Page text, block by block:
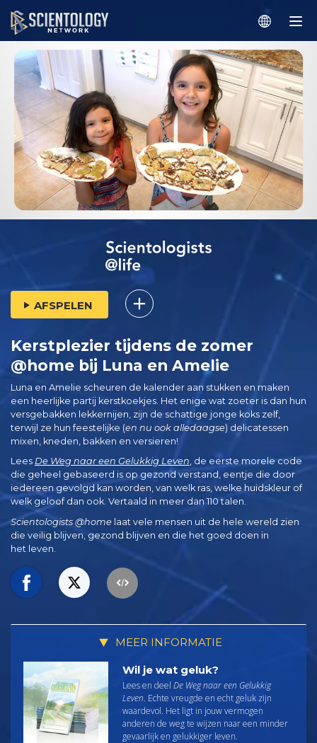
AFSPELEN
Kerstplezier tijdens de zomer
@home bij Luna en Amelie
Luna en Amelie scheuren de kalender aan stukken en maken
een heerlijke partij kerstkoekjes. Het enige wat zoeter is dan hun
versgebakken lekkernijen, zijn de schattige jonge koks zelf,
terwijl ze hun feestelijke (en nu ook alledaagse) delicatessen
mixen, kneden, bakken en versieren!
Lees De Weg naar een Gelukkig Leven, de eerste morele code
die geheel gebaseerd is op gezond verstand, eentje die door
iedereen gevolgd kan worden, van welk ras, welke huidskleur of
welk geloof dan ook. Vertaald in meer dan 110 talen.
Scientologists @home laat vele mensen uit de hele wereld zien
die veilig blijven, gezond blijven en die het goed doen in
het leven.
MEER INFORMATIE
Wil je wat geluk?
Lees en deel De Weg naar een Gelukkig
Leven. Echte vreugde en echt geluk zijn
waardevol. Het ligt in jouw vermogen
anderen de weg te wijzen naar een minder
gevaarlijk en gelukkiger leven.